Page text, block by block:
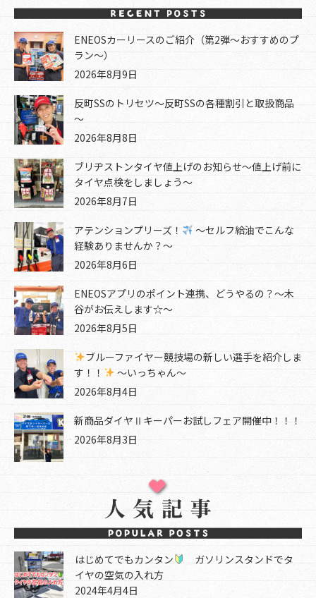
ENEOSカーリースのご紹介（第2弾～おすすめのプ
ラン～）
2026年8月9日
反町SSのトリセツ～反町SSの各種割引と取扱商品
～
2026年8月8日
ブリヂストンタイヤ値上げのお知らせ～値上げ前に
タイヤ点検をしましょう～
2026年8月7日
アテンションプリーズ！
～セルフ給油でこんな
経験ありませんか？～
2026年8月6日
ENEOSアプリのポイント連携、どうやるの？～木
谷がお伝えします☆～
2026年8月5日
ブルーファイヤー競技場の新しい選手を紹介しま
す！！
～いっちゃん～
2026年8月4日
新商品ダイヤⅡキーパーお試しフェア開催中！！！
2026年8月3日
はじめてでもカンタン
ガソリンスタンドでタ
イヤの空気の入れ方
2024年4月4日